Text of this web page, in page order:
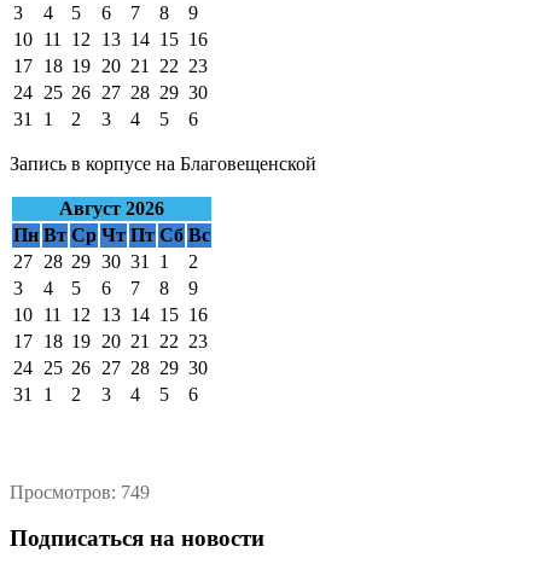
3
4 5 6 7 8
9
10 11 12 13 14 15 16
17 18 19 20 21 22 23
24 25 26 27 28 29 30
31
1 2 3 4 5 6
Запись в корпусе на Благовещенской
Август 2026
Пн Вт Ср Чт Пт Сб Вс
27 28 29 30 31 1
2
3
4 5 6 7 8
9
10 11 12 13 14 15 16
17 18 19 20 21 22 23
24 25 26 27 28 29 30
31
1 2 3 4 5 6
Просмотров: 749
Подписаться на новости